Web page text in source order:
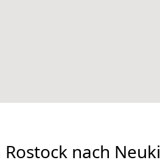
nach